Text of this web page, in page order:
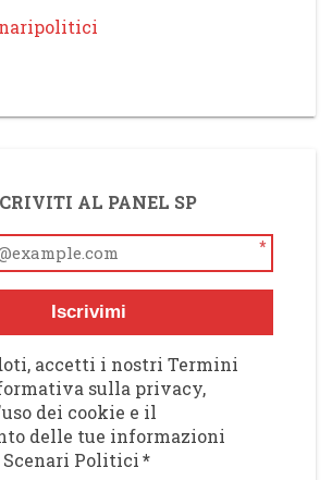
AL PANEL SP
*
Iscrivimi
accetti i nostri Termini
sulla privacy,
dei cookie e il
delle tue informazioni
Scenari Politici*